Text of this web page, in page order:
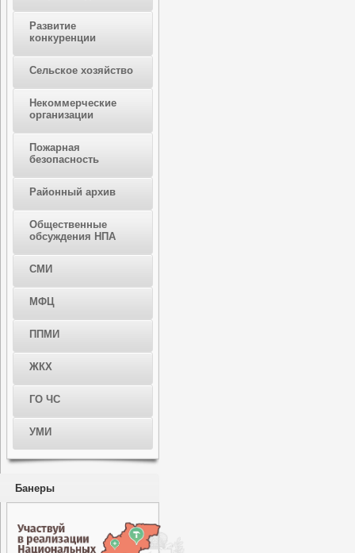
Развитие
конкуренции
Сельское хозяйство
Некоммерческие
организации
Пожарная
безопасность
Районный архив
Общественные
обсуждения НПА
СМИ
МФЦ
ППМИ
ЖКХ
ГО ЧС
УМИ
Банеры